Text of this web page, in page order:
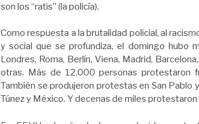
son los “ratis” (la policía).
Como respuesta a la brutalidad policial, al
y social que se profundiza, el domingo hubo
Londres, Roma, Berlín, Viena, Madrid,
otras. Más de 12.000 personas protestaron
También se produjeron protestas en San Pablo
Túnez y México. Y decenas de miles